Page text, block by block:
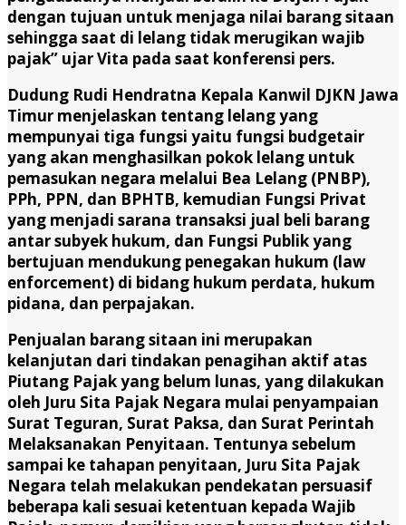
dengan tujuan untuk menjaga nilai barang sitaan
sehingga saat di lelang tidak merugikan wajib
pajak” ujar Vita pada saat konferensi pers.
Dudung Rudi Hendratna Kepala Kanwil DJKN Jawa
Timur menjelaskan tentang lelang yang
mempunyai tiga fungsi yaitu fungsi budgetair
yang akan menghasilkan pokok lelang untuk
pemasukan negara melalui Bea Lelang (PNBP),
PPh, PPN, dan BPHTB, kemudian Fungsi Privat
yang menjadi sarana transaksi jual beli barang
antar subyek hukum, dan Fungsi Publik yang
bertujuan mendukung penegakan hukum (law
enforcement) di bidang hukum perdata, hukum
pidana, dan perpajakan.
Penjualan barang sitaan ini merupakan
kelanjutan dari tindakan penagihan aktif atas
Piutang Pajak yang belum lunas, yang dilakukan
oleh Juru Sita Pajak Negara mulai penyampaian
Surat Teguran, Surat Paksa, dan Surat Perintah
Melaksanakan Penyitaan. Tentunya sebelum
sampai ke tahapan penyitaan, Juru Sita Pajak
Negara telah melakukan pendekatan persuasif
beberapa kali sesuai ketentuan kepada Wajib